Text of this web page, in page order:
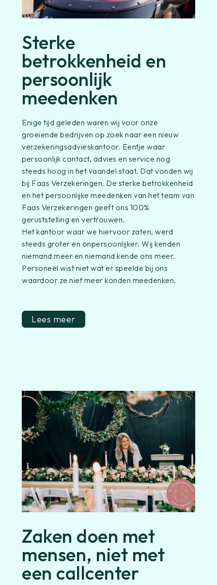
Sterke
betrokkenheid en
persoonlijk
meedenken
Enige tijd geleden waren wij voor onze
groeiende bedrijven op zoek naar een nieuw
verzekeringsadvieskantoor. Eentje waar
persoonlijk contact, advies en service nog
steeds hoog in het vaandel staat. Dat vonden wij
bij Faas Verzekeringen. De sterke betrokkenheid
en het persoonlijke meedenken van het team van
Faas Verzekeringen geeft ons 100%
geruststelling en vertrouwen.
Het kantoor waar we hiervoor zaten, werd
steeds groter en onpersoonlijker. Wij kenden
niemand meer en niemand kende ons meer.
Personeel wist niet wat er speelde bij ons
waardoor ze niet meer konden meedenken.
Lees meer
Zaken doen met
mensen, niet met
een callcenter